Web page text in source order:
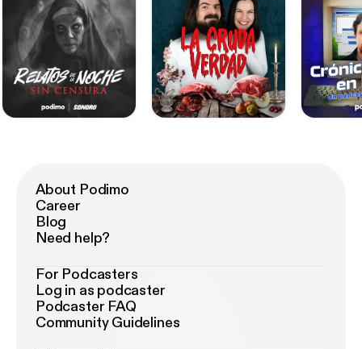
About Podimo
Career
Blog
Need help?
For Podcasters
Log in as podcaster
Podcaster FAQ
Community Guidelines